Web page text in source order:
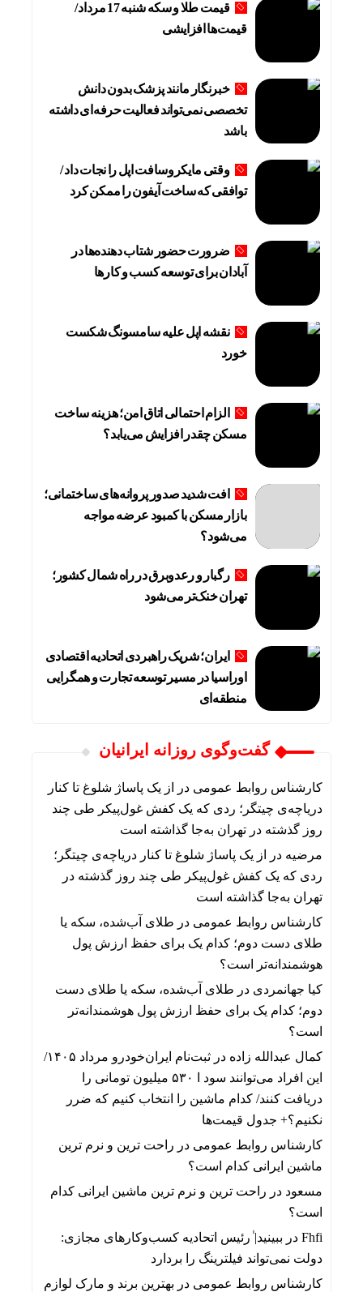
قیمت طلا و سکه شنبه 17 مرداد/
قیمت‌ها افزایشی
خبرنگار مانند پزشک بدون دانش
تخصصی نمی‌تواند فعالیت حرفه‌ای داشته
باشد
وقتی مایکروسافت اپل را نجات داد /
توافقی که ساخت آیفون را ممکن کرد
ضرورت حضور شتاب ‌دهنده‌ها در
آبادان برای توسعه کسب‌ و کارها
نقشه اپل علیه سامسونگ شکست
خورد
الزام احتمالی اتاق امن؛ هزینه ساخت
مسکن چقدر افزایش می‌یابد؟
افت شدید صدور پروانه‌های ساختمانی؛
بازار مسکن با کمبود عرضه مواجه
می‌شود؟
رگبار و رعدوبرق در راه شمال کشور؛
تهران خنک‌تر می‌شود
ایران؛ شریک راهبردی اتحادیه اقتصادی
اوراسیا در مسیر توسعه تجارت و همگرایی
منطقه‌ای
گفت‌وگوی روزانه ایرانیان
کارشناس روابط عمومی در
از یک پاساژ شلوغ تا کنار
دریاچه‌ی چیتگر؛ ردی که یک کفش غول‌پیکر طی چند
روز گذشته در تهران به‌جا گذاشته است
مرضیه در
از یک پاساژ شلوغ تا کنار دریاچه‌ی چیتگر؛
ردی که یک کفش غول‌پیکر طی چند روز گذشته در
تهران به‌جا گذاشته است
کارشناس روابط عمومی در طلای آب‌شده، سکه یا
طلای دست دوم؛ کدام یک برای حفظ ارزش پول
هوشمندانه‌تر است؟
کیا جهانمردی در طلای آب‌شده، سکه یا طلای دست
دوم؛ کدام یک برای حفظ ارزش پول هوشمندانه‌تر
است؟
کمال عبدالله زاده در
ثبت‌نام ایران‌خودرو مرداد ۱۴۰۵/
این افراد می‌توانند سود ا ۵۳۰ میلیون تومانی را
دریافت کنند/ کدام ماشین را انتخاب کنیم که ضرر
نکنیم؟+ جدول قیمت‌ها
کارشناس روابط عمومی در راحت ترین و نرم ترین
ماشین ایرانی کدام است؟
مسعود در راحت ترین و نرم ترین ماشین ایرانی کدام
است؟
Fhfi در ببینید| ٰرئیس اتحادیه کسب‌وکارهای مجازی:
دولت نمی‌تواند فیلترینگ را بردارد
کارشناس روابط عمومی در بهترین برند و مارک لوازم